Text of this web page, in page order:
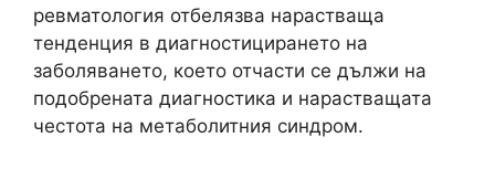
ревматология отбелязва нарастваща
тенденция в диагностицирането на
заболяването, което отчасти се дължи на
подобрената диагностика и нарастващата
честота на метаболитния синдром.